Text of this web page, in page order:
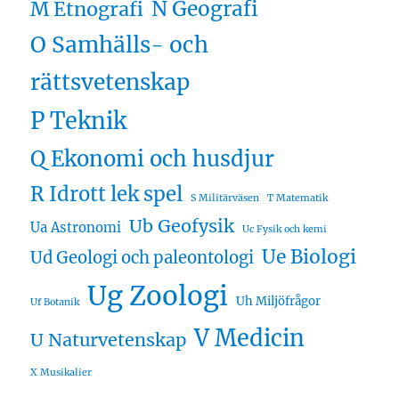
M Etnografi N Geografi
O Samhälls- och
rättsvetenskap
P Teknik
Q Ekonomi och husdjur
R Idrott lek spel S Militärväsen T Matematik
Ua Astronomi Ub Geofysik Uc Fysik och kemi
Ud Geologi och paleontologi Ue Biologi
Uf Botanik Ug Zoologi Uh Miljöfrågor
U Naturvetenskap V Medicin
X Musikalier